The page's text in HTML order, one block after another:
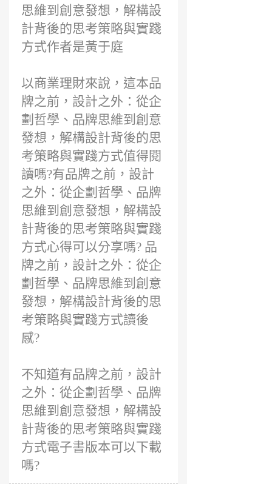
思維到創意發想，解構設
計背後的思考策略與實踐
方式作者是黃于庭
以商業理財來說，這本品
牌之前，設計之外：從企
劃哲學、品牌思維到創意
發想，解構設計背後的思
考策略與實踐方式值得閱
讀嗎?有品牌之前，設計
之外：從企劃哲學、品牌
思維到創意發想，解構設
計背後的思考策略與實踐
方式心得可以分享嗎? 品
牌之前，設計之外：從企
劃哲學、品牌思維到創意
發想，解構設計背後的思
考策略與實踐方式讀後
感?
不知道有品牌之前，設計
之外：從企劃哲學、品牌
思維到創意發想，解構設
計背後的思考策略與實踐
方式電子書版本可以下載
嗎?